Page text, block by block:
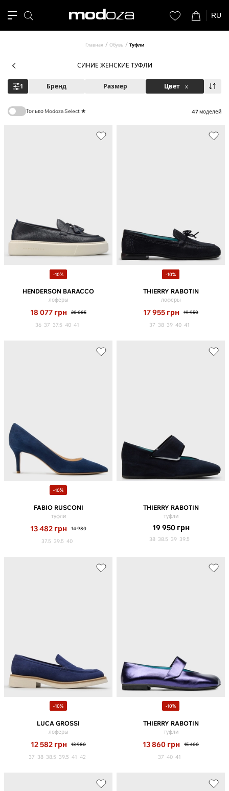
RU
Главная Обувь Туфли
СИНИЕ ЖЕНСКИЕ ТУФЛИ
1 Бренд Размер Цвет x
Только Modoza Select ★ 47моделей
-10%
HENDERSON BARACCO
лоферы
18 077 грн 20 085
36 37 37.5 40 41
-10%
THIERRY RABOTIN
лоферы
17 955 грн 19 950
37 38 39 40 41
-10%
FABIO RUSCONI
туфли
13 482 грн 14 980
37.5 39.5 40
THIERRY RABOTIN
туфли
19 950 грн
38 38.5 39 39.5
-10%
LUCA GROSSI
лоферы
12 582 грн 13 980
37 38 38.5 39.5 41 42
-10%
THIERRY RABOTIN
туфли
13 860 грн 15 400
37 40 41